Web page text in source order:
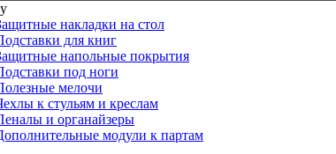
накладки на стол
для книг
напольные покрытия
под ноги
мелочи
к стульям и креслам
и органайзеры
модули к партам